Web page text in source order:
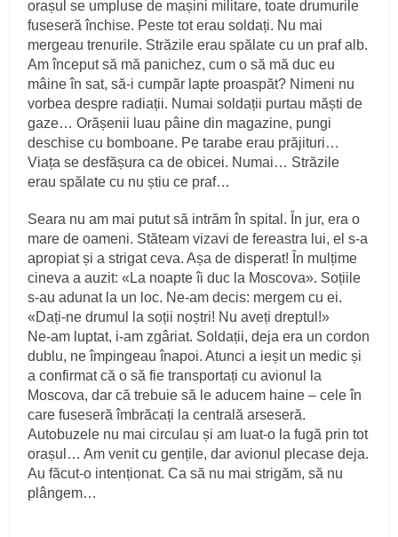
orașul se umpluse de mașini militare, toate drumurile
fuseseră închise. Peste tot erau soldați. Nu mai
mergeau trenurile. Străzile erau spălate cu un praf alb.
Am început să mă panichez, cum o să mă duc eu
mâine în sat, să‑i cumpăr lapte proaspăt? Nimeni nu
vorbea despre radiații. Numai soldații purtau măști de
gaze… Orășenii luau pâine din magazine, pungi
deschise cu bomboane. Pe tarabe erau prăjituri…
Viața se desfășura ca de obicei. Numai… Străzile
erau spălate cu nu știu ce praf…
Seara nu am mai putut să intrăm în spital. În jur, era o
mare de oameni. Stăteam vizavi de fereastra lui, el s‑a
apropiat și a strigat ceva. Așa de disperat! În mulțime
cineva a auzit: «La noapte îi duc la Moscova». Soțiile
s‑au adunat la un loc. Ne‑am decis: mergem cu ei.
«Dați‑ne drumul la soții noștri! Nu aveți dreptul!»
Ne‑am luptat, i‑am zgâriat. Soldații, deja era un cordon
dublu, ne împingeau înapoi. Atunci a ieșit un medic și
a confirmat că o să fie transportați cu avionul la
Moscova, dar că trebuie să le aducem haine – cele în
care fuseseră îmbrăcați la centrală arseseră.
Autobuzele nu mai circulau și am luat‑o la fugă prin tot
orașul… Am venit cu gențile, dar avionul plecase deja.
Au făcut‑o intenționat. Ca să nu mai strigăm, să nu
plângem…